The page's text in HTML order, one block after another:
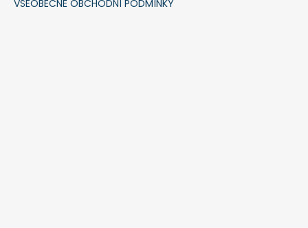
VŠEOBECNÉ OBCHODNÍ PODMÍNKY